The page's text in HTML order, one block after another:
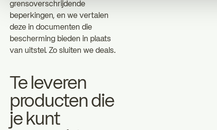
grensoverschrijdende
beperkingen, en we vertalen
deze in documenten die
bescherming bieden in plaats
van uitstel. Zo sluiten we deals.
Te leveren
producten die
je kunt